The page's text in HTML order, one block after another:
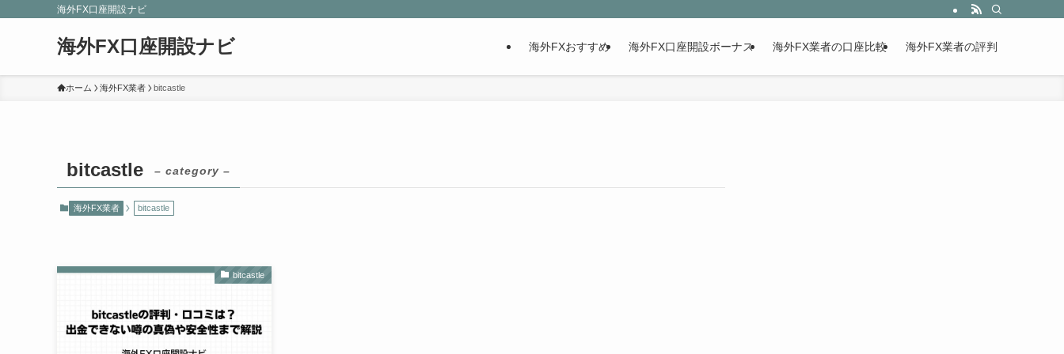
海外FX口座開設ナビ
海外FX口座開設ナビ 海外FXおすすめ 海外FX口座開設ボーナス 海外FX業者の口座比較 海外FX業者の評判
ホーム 海外FX業者 bitcastle
bitcastle – category –
海外FX業者 bitcastle
bitcastle